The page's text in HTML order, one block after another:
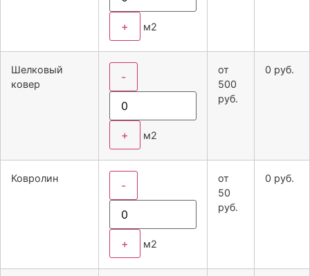
+ м2
Шелковый
ковер
-
+ м2
от
500
руб.
0 руб.
Ковролин
-
+ м2
от
50
руб.
0 руб.